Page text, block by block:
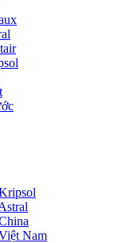
Nam